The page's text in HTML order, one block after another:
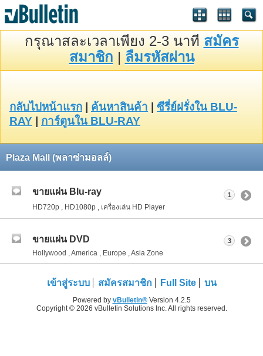
กรุณาสละเวลาเพียง 2-3 นาที สมัคร
สมาชิก | ลืมรหัสผ่าน
กลับไปหน้าแรก ค้นหาสินค้า
ซีรี่ย์ฝรั่งใน BLU-
RAY
การ์ตูนใน BLU-RAY
Plaza Mall (พลาซ่ามอลล์)
ขายแผ่น Blu-ray
HD720p , HD1080p , เครื่องเล่น HD Player
1
ขายแผ่น DVD
Hollywood , America , Europe , Asia Zone
3
เข้าสู่ระบบ สมัครสมาชิก Full Site บน
Powered by vBulletin®Version 4.2.5
Copyright © 2026 vBulletin Solutions Inc. All rights reserved.